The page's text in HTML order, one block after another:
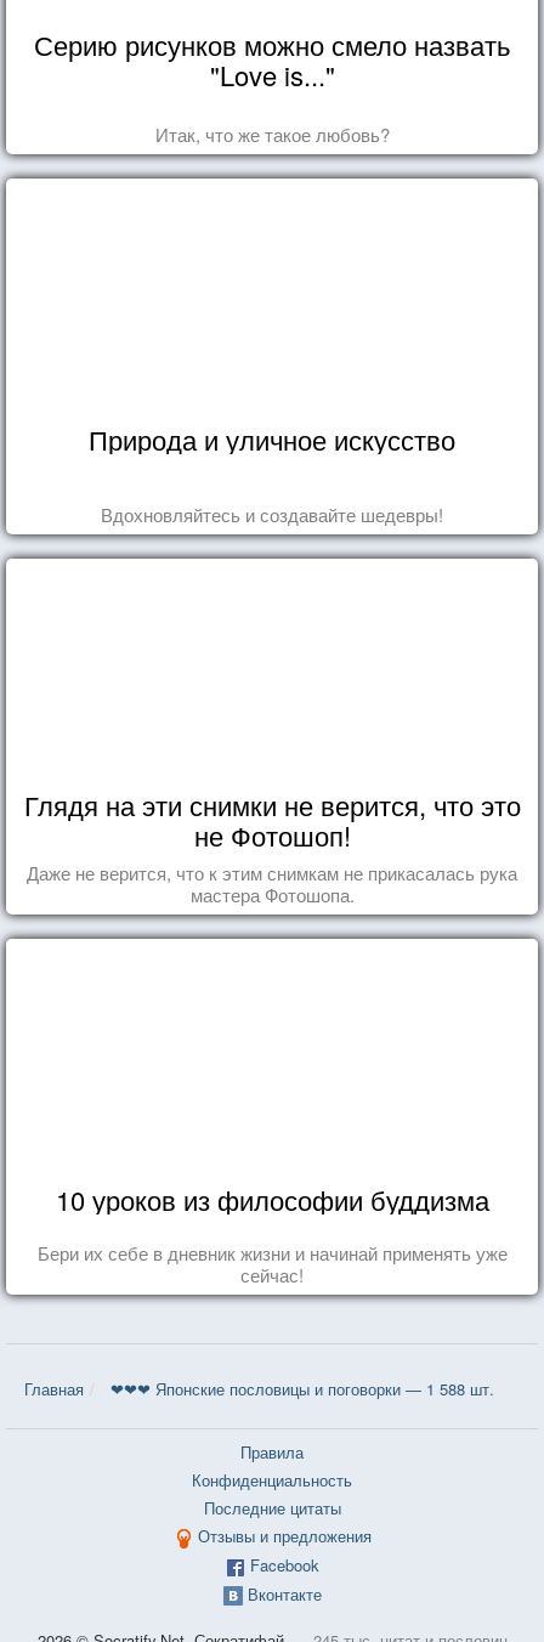
Серию рисунков можно смело назвать
"Love is..."
Итак, что же такое любовь?
Природа и уличное искусство
Вдохновляйтесь и создавайте шедевры!
Глядя на эти снимки не верится, что это
не Фотошоп!
Даже не верится, что к этим снимкам не прикасалась рука
мастера Фотошопа.
10 уроков из философии буддизма
Бери их себе в дневник жизни и начинай применять уже
сейчас!
Главная ❤❤❤ Японские пословицы и поговорки — 1 588 шт.
Правила
Конфиденциальность
Последние цитаты
Отзывы и предложения
Facebook
Вконтакте